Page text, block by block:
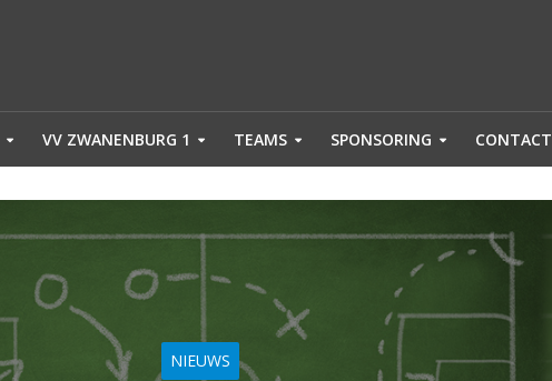
VV ZWANENBURG 1 TEAMS SPONSORING CONTACT
NIEUWS